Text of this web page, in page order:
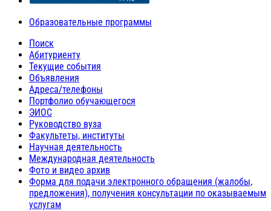
Образовательные программы
Поиск
Абитуриенту
Текущие события
Объявления
Адреса/телефоны
Портфолио обучающегося
ЭИОС
Руководство вуза
Факультеты, институты
Научная деятельность
Международная деятельность
Фото и видео архив
Форма для подачи электронного обращения (жалобы,
предложения), получения консультации по оказываемым
услугам